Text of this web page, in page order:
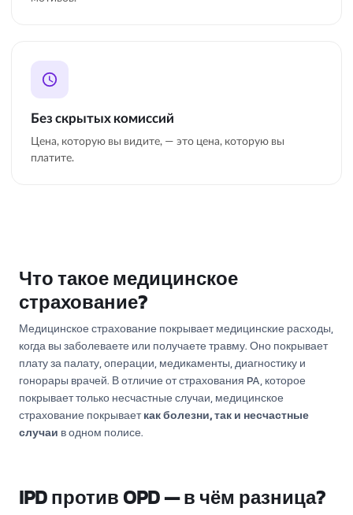
Без скрытых комиссий
Цена, которую вы видите, — это цена, которую вы
платите.
Что такое медицинское
страхование?
Медицинское страхование покрывает медицинские расходы,
когда вы заболеваете или получаете травму. Оно покрывает
плату за палату, операции, медикаменты, диагностику и
гонорары врачей. В отличие от страхования PA, которое
покрывает только несчастные случаи, медицинское
страхование покрываеткак болезни, так и несчастные
случаи в одном полисе.
IPD против OPD — в чём разница?